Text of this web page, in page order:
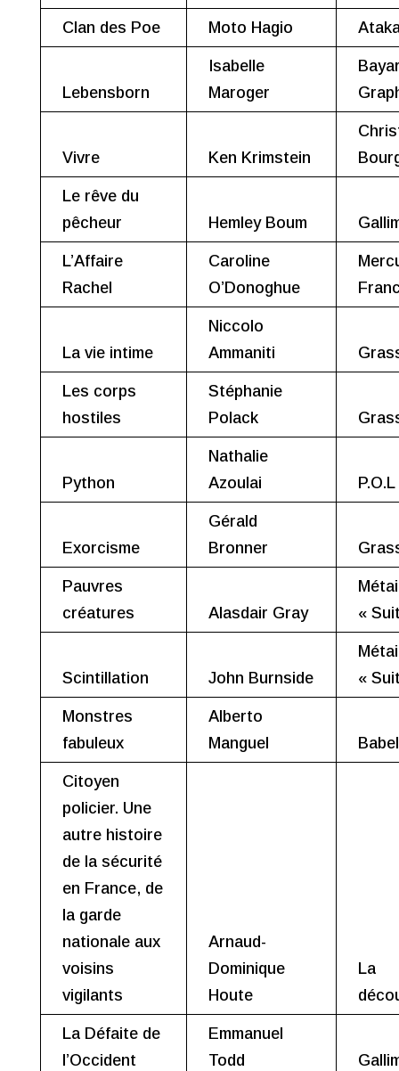
Clan des Poe Moto Hagio
Lebensborn
Isabelle
Maroger
Vivre Ken Krimstein
Le rêve du
pêcheur
Hemley Boum
L’Affaire
Rachel
Caroline
O’Donoghue
La vie intime
Niccolo
Ammaniti
Les corps
hostiles
Stéphanie
Polack
Python
Nathalie
Azoulai
P.O.L
Exorcisme
Gérald
Bronner
Pauvres
créatures
Alasdair Gray
«
Scintillation John Burnside
«
Monstres
fabuleux
Alberto
Manguel
Babel
Citoyen
policier. Une
autre histoire
de la sécurité
en France, de
la garde
nationale aux
voisins
vigilants
Arnaud-
Dominique
Houte
La
La Défaite de
l’Occident
Emmanuel
Todd